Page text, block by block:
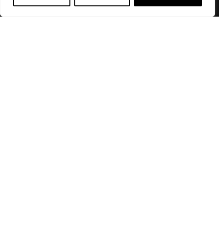
Diventa Socio